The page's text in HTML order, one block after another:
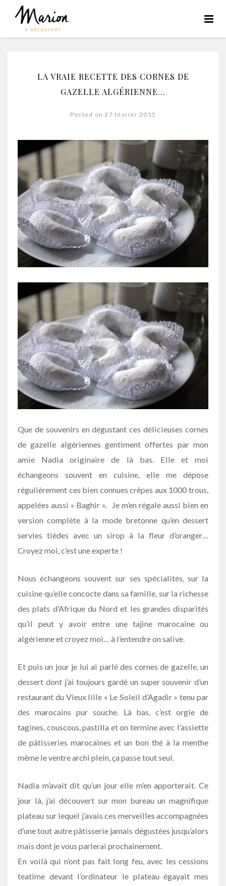
LA VRAIE RECETTE DES CORNES DE
GAZELLE ALGÉRIENNE…
Posted on 27 février 2015
Que de souvenirs en dégustant ces délicieuses cornes
de gazelle algériennes gentiment offertes par mon
amie Nadia originaire de là bas. Elle et moi
échangeons souvent en cuisine, elle me dépose
régulièrement ces bien connues crêpes aux 1000 trous,
appelées aussi « Baghir ». Je m’en régale aussi bien en
version complète à la mode bretonne qu’en dessert
servies tièdes avec un sirop à la fleur d’oranger…
Croyez moi, c’est une experte !
Nous échangeons souvent sur ses spécialités, sur la
cuisine qu’elle concocte dans sa famille, sur la richesse
des plats d’Afrique du Nord et les grandes disparités
qu’il peut y avoir entre une tajine marocaine ou
algérienne et croyez moi… à l’entendre on salive.
Et puis un jour je lui ai parlé des cornes de gazelle, un
dessert dont j’ai toujours gardé un super souvenir d’un
restaurant du Vieux lille « Le Soleil d’Agadir » tenu par
des marocains pur souche. Là bas, c’est orgie de
tagines, couscous, pastilla et on termine avec l’assiette
de pâtisseries marocaines et un bon thé à la menthe
même le ventre archi plein, ça passe tout seul.
Nadia m’avait dit qu’un jour elle m’en apporterait. Ce
jour là, j’ai découvert sur mon bureau un magnifique
plateau sur lequel j’avais ces merveilles accompagnées
d’une tout autre pâtisserie jamais dégustées jusqu’alors
mais dont je vous parlerai prochainement.
En voilà qui n’ont pas fait long feu, avec les cessions
teatime devant l’ordinateur le plateau égayait mes